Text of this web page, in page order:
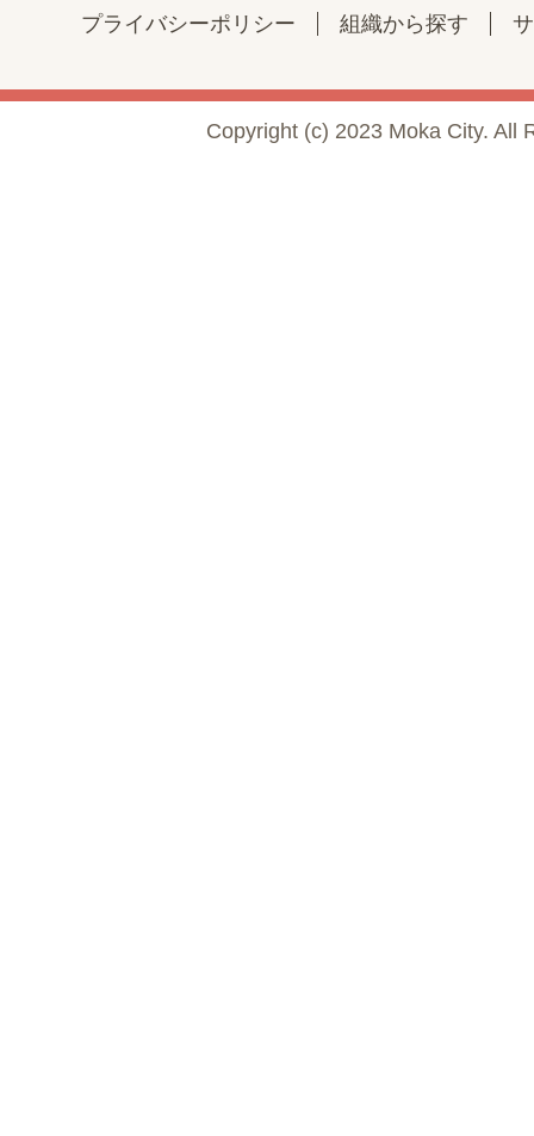
プライバシーポリシー 組織から探す
Copyright (c) 2023 Moka City. All